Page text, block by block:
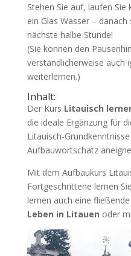
Stehen Sie auf, laufen Sie
ein Glas Wasser –
nächste halbe Stunde!
(Sie können den
verständlicherweise auch
weiterlernen.)
Inhalt:
Der Kurs Litauisch
die ideale Ergänzung für
Litauisch-
Aufbauwortschatz
Mit dem Aufbaukurs
Fortgeschrittene lernen
lernen auch eine
Leben in Litauen oder